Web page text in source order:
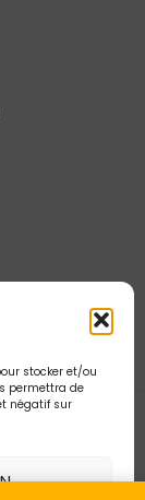
stocker et/ou
permettra de
négatif sur